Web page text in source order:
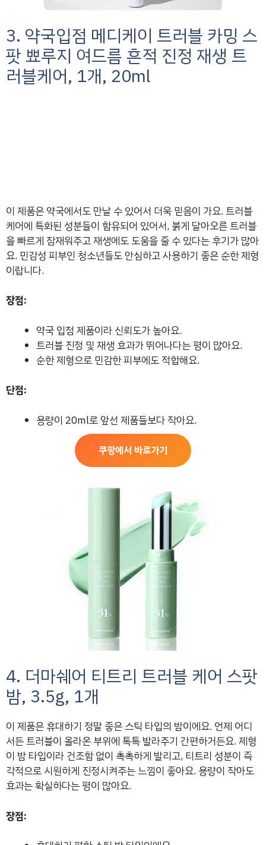
3. 약국입점 메디케이 트러블 카밍 스
팟 뾰루지 여드름 흔적 진정 재생 트
러블케어, 1개, 20ml
이 제품은 약국에서도 만날 수 있어서 더욱 믿음이 가요. 트러블
케어에 특화된 성분들이 함유되어 있어서, 붉게 달아오른 트러블
을 빠르게 잠재워주고 재생에도 도움을 줄 수 있다는 후기가 많아
요. 민감성 피부인 청소년들도 안심하고 사용하기 좋은 순한 제형
이랍니다.
장점:
약국 입점 제품이라 신뢰도가 높아요.
트러블 진정 및 재생 효과가 뛰어나다는 평이 많아요.
순한 제형으로 민감한 피부에도 적합해요.
단점:
용량이 20ml로 앞선 제품들보다 작아요.
쿠팡에서 바로가기
4. 더마쉐어 티트리 트러블 케어 스팟
밤, 3.5g, 1개
이 제품은 휴대하기 정말 좋은 스틱 타입의 밤이에요. 언제 어디
서든 트러블이 올라온 부위에 톡톡 발라주기 간편하거든요. 제형
이 밤 타입이라 건조함 없이 촉촉하게 발리고, 티트리 성분이 즉
각적으로 시원하게 진정시켜주는 느낌이 좋아요. 용량이 작아도
효과는 확실하다는 평이 많아요.
장점: